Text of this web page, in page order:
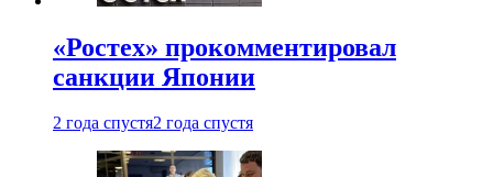
«Ростех» прокомментировал
санкции Японии
2 года спустя2 года спустя